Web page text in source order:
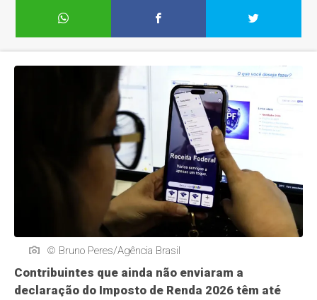
© Bruno Peres/Agência Brasil
Contribuintes que ainda não enviaram a
declaração do Imposto de Renda 2026 têm até